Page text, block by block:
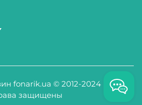
fonarik.ua © 2012-2024 Все
защищены